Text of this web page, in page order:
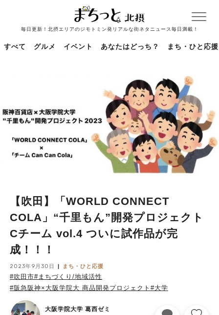
毎日更新！北摂エリアのジモトミン発リアルな街ネタニュース毎日満載！
すべて グルメ イベント あなたはどっち？ まち・ひと応援
【吹田】「WORLD CONNECT
COLA」“千里もん”開発プロジェクト
Cチーム vol.4 ついに試作品が完
成！！！
2023年9月30日 まち・ひと応援
#吹田市#まちづくり/地域活性
#阪急阪神×大阪学院大 商品開発プロジェクト #大学
大阪学院大学 葛西ゼミ